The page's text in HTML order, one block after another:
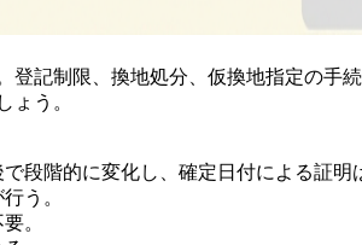
登記制限、換地処分、仮換地指定の
ょう。
段階的に変化し、確定日付による証明
う。
。